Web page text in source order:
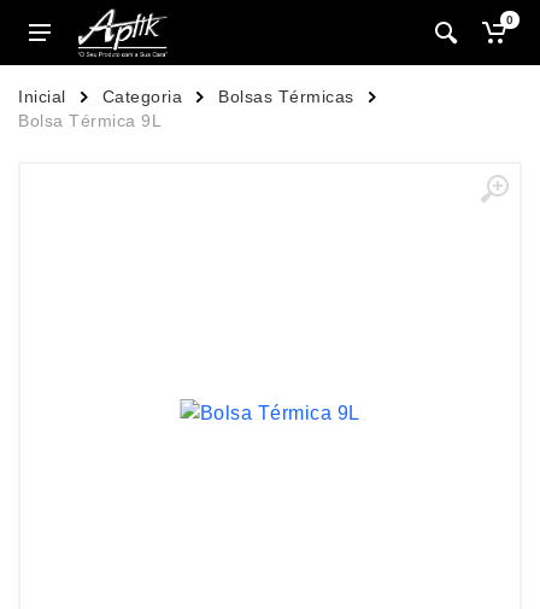
0
Inicial Categoria
Bolsas Térmicas
Bolsa Térmica 9L